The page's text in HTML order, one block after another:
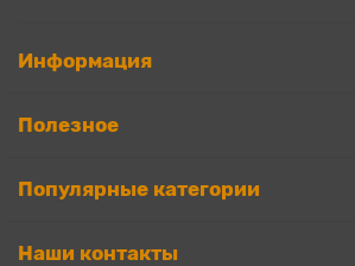
Информация
Полезное
Популярные категории
Наши контакты